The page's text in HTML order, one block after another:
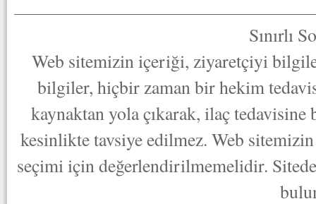
Sınırlı
Web sitemizin içeriği, ziyaretçiyi
bilgiler, hiçbir zaman bir hekim
kaynaktan yola çıkarak, ilaç
kesinlikte tavsiye edilmez. Web
seçimi için değerlendirilmemelidir.